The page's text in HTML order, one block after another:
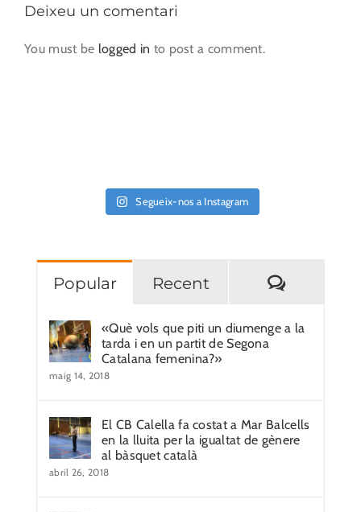
Deixeu un comentari
You must be logged in to post a comment.
Segueix-nos a Instagram
Popular Recent
«Què vols que piti un diumenge a la
tarda i en un partit de Segona
Catalana femenina?»
maig 14, 2018
El CB Calella fa costat a Mar Balcells
en la lluita per la igualtat de gènere
al bàsquet català
abril 26, 2018